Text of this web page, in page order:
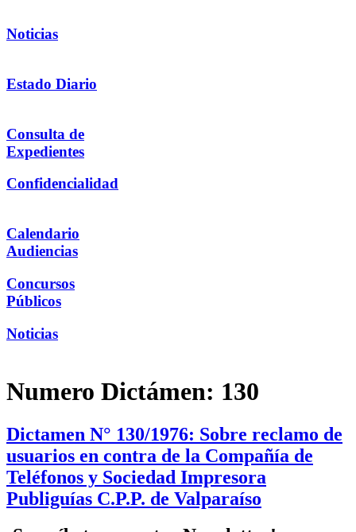
Noticias
Estado Diario
Consulta de
Expedientes
Confidencialidad
Calendario
Audiencias
Concursos
Públicos
Noticias
Numero Dictámen: 130
Dictamen N° 130/1976: Sobre reclamo de
usuarios en contra de la Compañía de
Teléfonos y Sociedad Impresora
Publiguías C.P.P. de Valparaíso